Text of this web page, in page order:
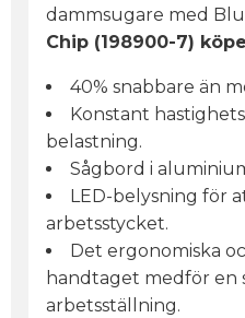
dammsugare med
Chip (198900-7)
40% snabbare än
Konstant
belastning.
Sågbord i
LED-belysning för
arbetsstycket.
Det ergonomiska
handtaget medför en
arbetsställning.